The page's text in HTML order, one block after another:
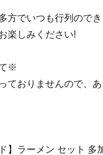
方でいつも行列ので
楽しみください!
※
ておりませんので、あ
】ラーメン セット